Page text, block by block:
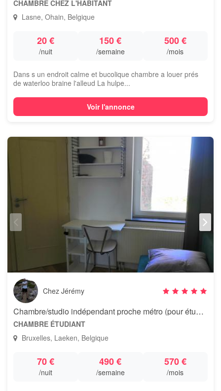
CHAMBRE CHEZ L'HABITANT
Lasne, Ohain, Belgique
20 €
/nuit
150 €
/semaine
500 €
/mois
Dans s un endroit calme et bucolique chambre a louer prés
de waterloo braine l'alleud La hulpe...
Voir l'annonce
Chez Jérémy
Chambre/studio indépendant proche métro (pour étudiant.e uniquement)
CHAMBRE ÉTUDIANT
Bruxelles, Laeken, Belgique
70 €
/nuit
490 €
/semaine
570 €
/mois